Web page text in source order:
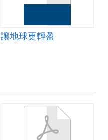
讓地球更輕盈